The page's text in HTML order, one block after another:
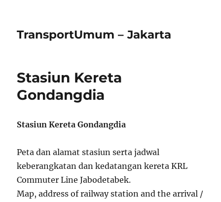
TransportUmum – Jakarta
Stasiun Kereta
Gondangdia
Stasiun Kereta Gondangdia
Peta dan alamat stasiun serta jadwal
keberangkatan dan kedatangan kereta KRL
Commuter Line Jabodetabek.
Map, address of railway station and the arrival /